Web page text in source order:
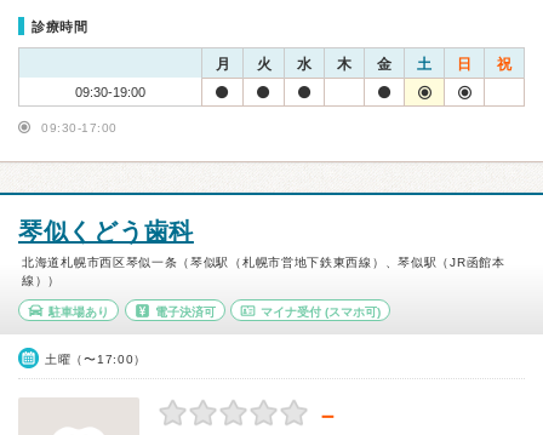
診療時間
月 火 水 木 金 土 日 祝
09:30-19:00
09:30-17:00
琴似くどう歯科
北海道札幌市西区琴似一条（琴似駅（札幌市営地下鉄東西線）、琴似駅（JR函館本
線））
駐車場あり 電子決済可 マイナ受付 (スマホ可)
土曜（〜17:00）
－